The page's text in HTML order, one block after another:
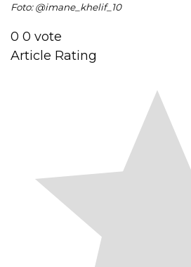
Foto: @imane_khelif_10
0 0 vote
Article Rating